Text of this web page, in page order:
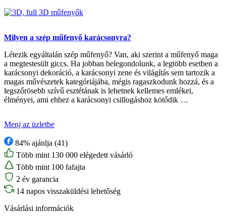
Milyen a szép műfenyő karácsonyra?
Létezik egyáltalán szép műfenyő? Van, aki szerint a műfenyő maga
a megtestesült giccs. Ha jobban belegondolunk, a legtöbb esetben a
karácsonyi dekoráció, a karácsonyi zene és világítás sem tartozik a
magas művészetek kategóriájába, mégis ragaszkodunk hozzá, és a
legszőrösebb szívű esztétának is lehetnek kellemes emlékei,
élményei, ami ehhez a karácsonyi csillogáshoz kötődik …
Menj az üzletbe
84% ajánlja (41)
Több mint 130 000 elégedett vásárló
Több mint 100 fafajta
2 év garancia
14 napos visszaküldési lehetőség
Vásárlási információk